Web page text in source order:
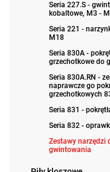
Seria 227.S -
kobaltowe, M3 -
Seria 221 -
M18
Seria 830A -
grzechotkowe do
Seria 830A.RN -
naprawcze go
grzechotkowych
Seria 831 -
Seria 832 -
Zestawy narzędzi
gwintowania